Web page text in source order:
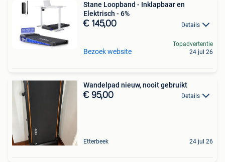
Stane Loopband - Inklapbaar en
Elektrisch - 6%
€ 145,00 Details
Bezoek website
Topadvertentie
24 jul 26
Wandelpad nieuw, nooit gebruikt
€ 95,00 Details
Etterbeek 24 jul 26